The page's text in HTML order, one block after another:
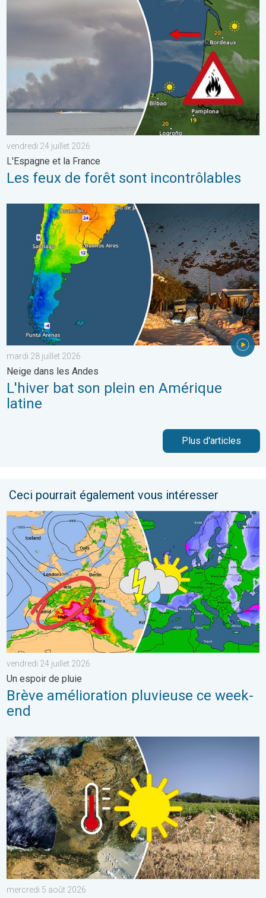
vendredi 24 juillet 2026
L'Espagne et la France
Les feux de forêt sont incontrôlables
L'hiver bat son plein en Amérique latine. Neige dans les
mardi 28 juillet 2026
Neige dans les Andes
L'hiver bat son plein en Amérique
latine
Plus d'articles
Ceci pourrait également vous intéresser
Brève amélioration pluvieuse ce week-end. Un espoir de
vendredi 24 juillet 2026
Un espoir de pluie
Brève amélioration pluvieuse ce week-
end
Une sécheresse record en France. Absence notable de pluie.
mercredi 5 août 2026